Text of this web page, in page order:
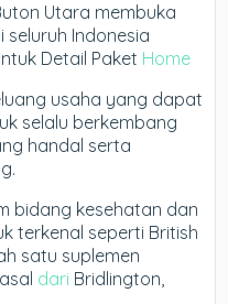
Utara membuka
Indonesia
Detail Paket Home
usaha yang dapat
selalu berkembang
handal serta
bidang kesehatan dan
terkenal seperti British
satu suplemen
dari Bridlington,